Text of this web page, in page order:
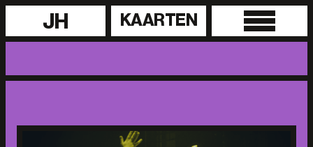
JH KAARTEN